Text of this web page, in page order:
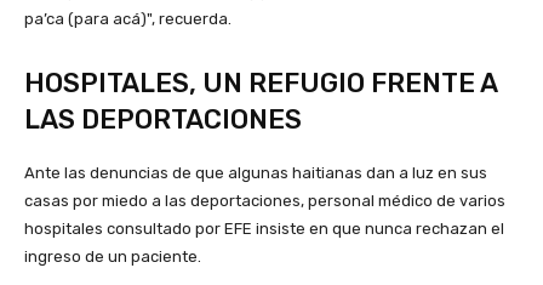
pa’ca (para acá)", recuerda.
HOSPITALES, UN REFUGIO FRENTE A
LAS DEPORTACIONES
Ante las denuncias de que algunas haitianas dan a luz en sus
casas por miedo a las deportaciones, personal médico de varios
hospitales consultado por EFE insiste en que nunca rechazan el
ingreso de un paciente.